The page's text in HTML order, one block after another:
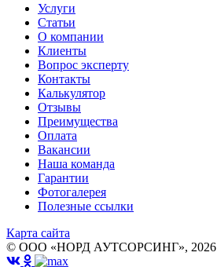
Услуги
Статьи
О компании
Клиенты
Вопрос эксперту
Контакты
Калькулятор
Отзывы
Преимущества
Оплата
Вакансии
Наша команда
Гарантии
Фотогалерея
Полезные ссылки
Карта сайта
© ООО «НОРД АУТСОРСИНГ», 2026